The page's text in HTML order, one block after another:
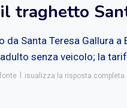
traghetto
da Santa Teresa Gallura
senza veicolo; la
isualizza la risposta completa